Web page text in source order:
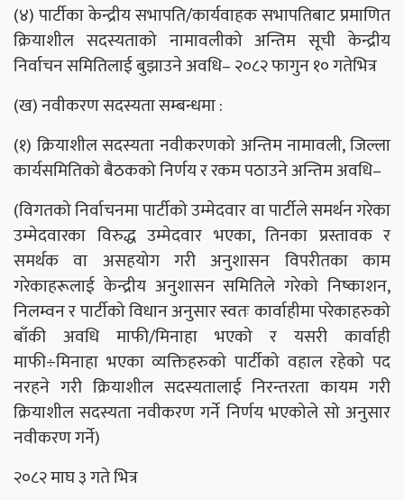
(४) पार्टीका केन्द्रीय सभापति/कार्यवाहक सभापतिबाट प्रमाणित
क्रियाशील सदस्यताको नामावलीको अन्तिम सूची केन्द्रीय
निर्वाचन समितिलाई बुझाउने अवधि– २०८२ फागुन १० गतेभित्र
(ख) नवीकरण सदस्यता सम्बन्धमा :
(१) क्रियाशील सदस्यता नवीकरणको अन्तिम नामावली, जिल्ला
कार्यसमितिको बैठकको निर्णय र रकम पठाउने अन्तिम अवधि–
(विगतको निर्वाचनमा पार्टीको उम्मेदवार वा पार्टीले समर्थन गरेका
उम्मेदवारका विरुद्ध उम्मेदवार भएका, तिनका प्रस्तावक र
समर्थक वा असहयोग गरी अनुशासन विपरीतका काम
गरेकाहरूलाई केन्द्रीय अनुशासन समितिले गरेको निष्काशन,
निलम्वन र पार्टीको विधान अनुसार स्वतः कार्वाहीमा परेकाहरुको
बाँकी अवधि माफी/मिनाहा भएको र यसरी कार्वाही
माफी÷मिनाहा भएका व्यक्तिहरुको पार्टीको वहाल रहेको पद
नरहने गरी क्रियाशील सदस्यतालाई निरन्तरता कायम गरी
क्रियाशील सदस्यता नवीकरण गर्ने निर्णय भएकोले सो अनुसार
नवीकरण गर्ने)
२०८२ माघ ३ गते भित्र